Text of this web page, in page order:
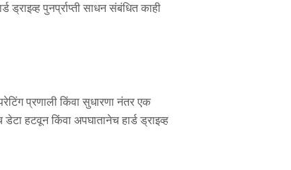
पुनर्प्राप्ती साधन संबंधित काही
प्रणाली किंवा सुधारणा नंतर एक
हटवून किंवा अपघातानेच हार्ड ड्राइव्ह